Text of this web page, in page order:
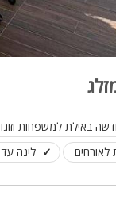
באילת למשפחות
לאורחים
לינה עד 8 אורחים